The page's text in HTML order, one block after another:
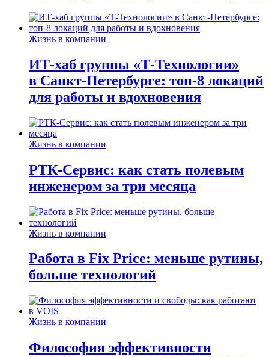
Жизнь в компании
ИТ-хаб группы «Т-Технологии»
в Санкт-Петербурге: топ-8 локаций
для работы и вдохновения
Жизнь в компании
РТК-Сервис: как стать полевым
инженером за три месяца
Жизнь в компании
Работа в Fix Price: меньше рутины,
больше технологий
Жизнь в компании
Философия эффективности